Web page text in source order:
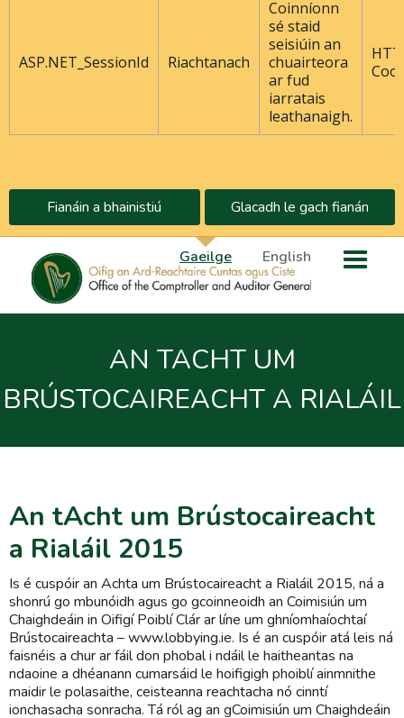
ASP.NET_SessionId Riachtanach
Coinníonn
sé staid
seisiúin an
chuairteora
ar fud
iarratais
leathanaigh.
Fianáin a bhainistiú Glacadh le gach fianán
Gaeilge English
AN TACHT UM
BRÚSTOCAIREACHT A RIALÁIL
An tAcht um Brústocaireacht
a Rialáil 2015
Is é cuspóir an Achta um Brústocaireacht a Rialáil 2015, ná a
shonrú go mbunóidh agus go gcoinneoidh an Coimisiún um
Chaighdeáin in Oifigí Poiblí Clár ar líne um ghníomhaíochtaí
Brústocaireachta – www.lobbying.ie. Is é an cuspóir atá leis ná
faisnéis a chur ar fáil don phobal i ndáil le haitheantas na
ndaoine a dhéanann cumarsáid le hoifigigh phoiblí ainmnithe
maidir le polasaithe, ceisteanna reachtacha nó cinntí
ionchasacha sonracha. Tá ról ag an gCoimisiún um Chaighdeáin